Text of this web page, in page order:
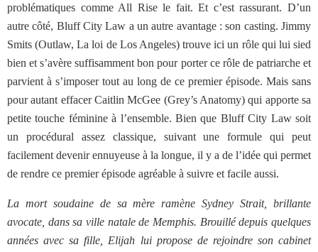
problématiques comme All Rise le fait. Et c’est rassurant. D’un
autre côté, Bluff City Law a un autre avantage : son casting. Jimmy
Smits (Outlaw, La loi de Los Angeles) trouve ici un rôle qui lui sied
bien et s’avère suffisamment bon pour porter ce rôle de patriarche et
parvient à s’imposer tout au long de ce premier épisode. Mais sans
pour autant effacer Caitlin McGee (Grey’s Anatomy) qui apporte sa
petite touche féminine à l’ensemble. Bien que Bluff City Law soit
un procédural assez classique, suivant une formule qui peut
facilement devenir ennuyeuse à la longue, il y a de l’idée qui permet
de rendre ce premier épisode agréable à suivre et facile aussi.
La mort soudaine de sa mère ramène Sydney Strait, brillante
avocate, dans sa ville natale de Memphis. Brouillé depuis quelques
années avec sa fille, Elijah lui propose de rejoindre son cabinet